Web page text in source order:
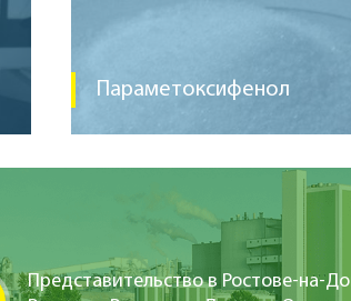
Параметоксифенол
Представительство в Ростове-на-